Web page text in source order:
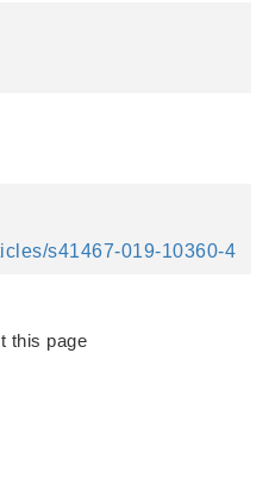
s41467-019-10360-4
this page